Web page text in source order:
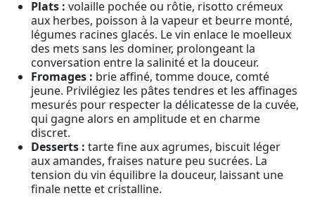
Plats : volaille pochée ou rôtie, risotto crémeux
aux herbes, poisson à la vapeur et beurre monté,
légumes racines glacés. Le vin enlace le moelleux
des mets sans les dominer, prolongeant la
conversation entre la salinité et la douceur.
Fromages : brie affiné, tomme douce, comté
jeune. Privilégiez les pâtes tendres et les affinages
mesurés pour respecter la délicatesse de la cuvée,
qui gagne alors en amplitude et en charme
discret.
Desserts : tarte fine aux agrumes, biscuit léger
aux amandes, fraises nature peu sucrées. La
tension du vin équilibre la douceur, laissant une
finale nette et cristalline.